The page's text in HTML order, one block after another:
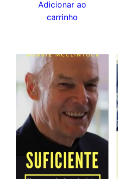
Adicionar ao
carrinho